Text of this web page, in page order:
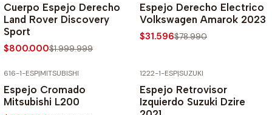
Cuerpo Espejo Derecho
Land Rover Discovery
Sport
$800.000$1.999.999
Espejo Derecho Electrico
Volkswagen Amarok 2023
$31.596$78.990
616-1-ESP|MITSUBISHI
Espejo Cromado
Mitsubishi L200
1222-1-ESP|SUZUKI
Espejo Retrovisor
Izquierdo Suzuki Dzire